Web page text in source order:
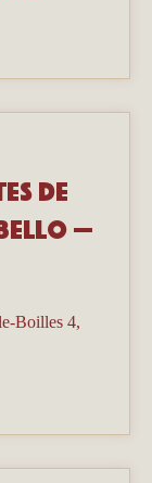
de
—
Boilles 4,